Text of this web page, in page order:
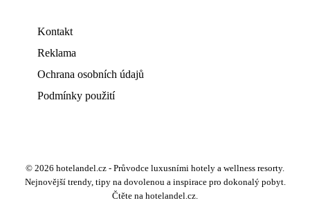
Kontakt
Reklama
Ochrana osobních údajů
Podmínky použití
© 2026 hotelandel.cz - Průvodce luxusními hotely a wellness resorty.
Nejnovější trendy, tipy na dovolenou a inspirace pro dokonalý pobyt.
Čtěte na hotelandel.cz.